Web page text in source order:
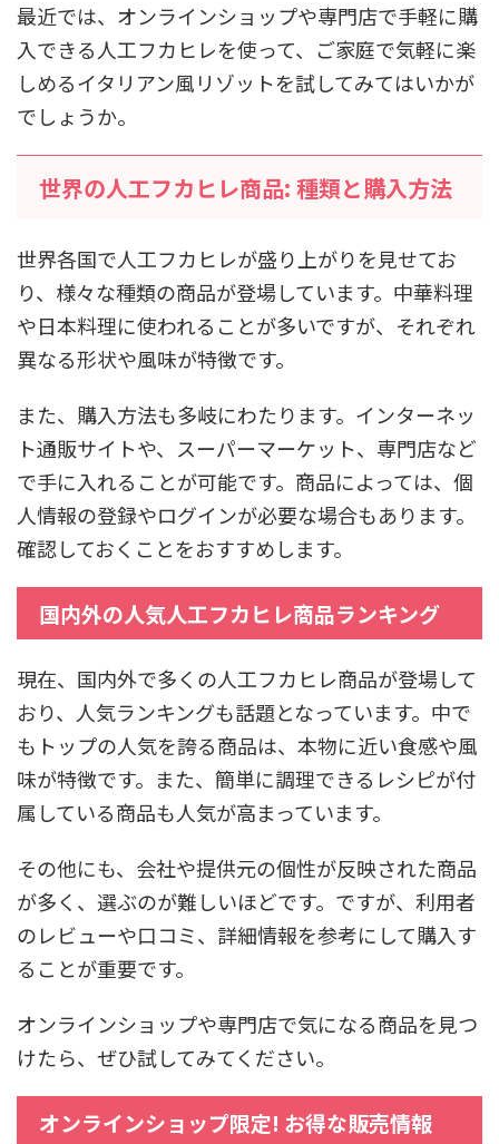
最近では、オンラインショップや専門店で手軽に購
入できる人工フカヒレを使って、ご家庭で気軽に楽
しめるイタリアン風リゾットを試してみてはいかが
でしょうか。
世界の人工フカヒレ商品: 種類と購入方法
世界各国で人工フカヒレが盛り上がりを見せてお
り、様々な種類の商品が登場しています。中華料理
や日本料理に使われることが多いですが、それぞれ
異なる形状や風味が特徴です。
また、購入方法も多岐にわたります。インターネッ
ト通販サイトや、スーパーマーケット、専門店など
で手に入れることが可能です。商品によっては、個
人情報の登録やログインが必要な場合もあります。
確認しておくことをおすすめします。
国内外の人気人工フカヒレ商品ランキング
現在、国内外で多くの人工フカヒレ商品が登場して
おり、人気ランキングも話題となっています。中で
もトップの人気を誇る商品は、本物に近い食感や風
味が特徴です。また、簡単に調理できるレシピが付
属している商品も人気が高まっています。
その他にも、会社や提供元の個性が反映された商品
が多く、選ぶのが難しいほどです。ですが、利用者
のレビューや口コミ、詳細情報を参考にして購入す
ることが重要です。
オンラインショップや専門店で気になる商品を見つ
けたら、ぜひ試してみてください。
オンラインショップ限定! お得な販売情報